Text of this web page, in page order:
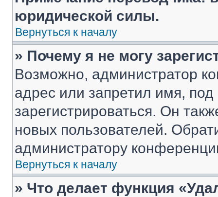
юридической силы.
Вернуться к началу
» Почему я не могу
Возможно, администратор
адрес или запретил имя,
зарегистрироваться. Он
новых пользователей.
администратору
Вернуться к началу
» Что делает функция